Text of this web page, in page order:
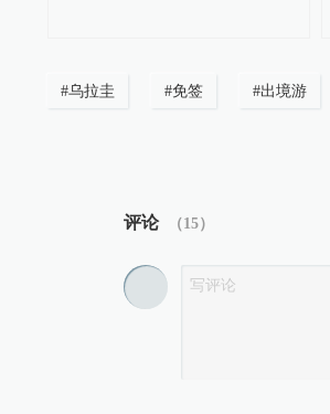
#乌拉圭 #免签 #出境游
评论 （15）